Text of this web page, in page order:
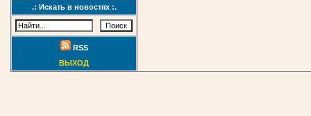
.: Искать в новостях :.
RSS
ВЫХОД